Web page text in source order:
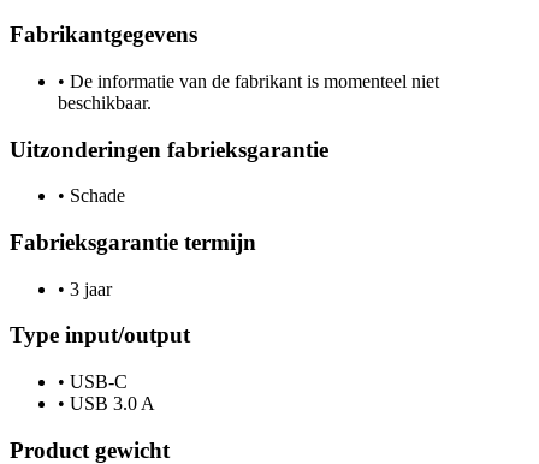
Fabrikantgegevens
• De informatie van de fabrikant is momenteel niet
beschikbaar.
Uitzonderingen fabrieksgarantie
• Schade
Fabrieksgarantie termijn
• 3 jaar
Type input/output
• USB-C
• USB 3.0 A
Product gewicht